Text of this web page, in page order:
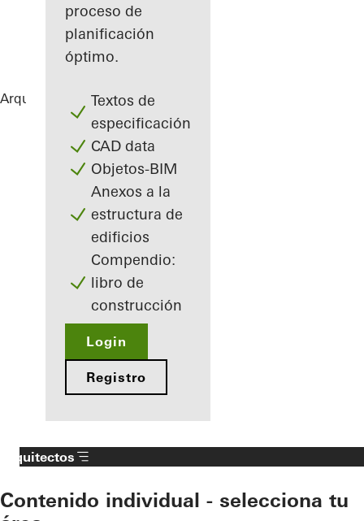
proceso de
planificación
óptimo.
Textos de
especificación
CAD data
Objetos-BIM
Anexos a la
estructura de
edificios
Compendio:
libro de
construcción
Login
Registro
Arquitectos ReferenciasHighlights
Arquitectos
Contenido individual - selecciona tu